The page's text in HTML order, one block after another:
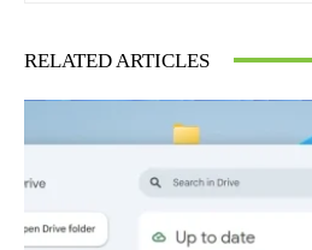
RELATED ARTICLES